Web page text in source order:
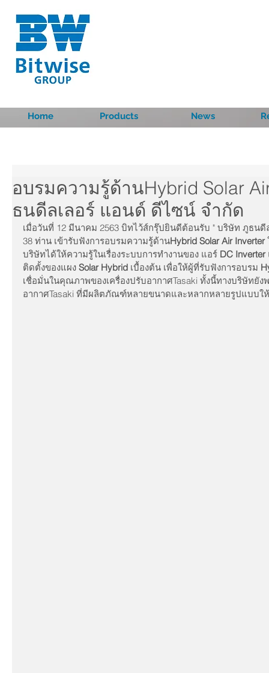
Home Products News
อบรมความรู้ด้านHybrid Solar
ธนดีลเลอร์ แอนด์ ดีไซน์ จำกัด
เมื่อวันที่ 12 มีนาคม 2563 บิทไว้ส์กรุ๊ปยินดีต้อนรับ " บริษัท ภูธน
38 ท่าน เข้ารับฟังการอบรมความรู้ด้านHybrid Solar Air Inverter
บริษัทได้ให้ความรู้ในเรื่องระบบการทำงานของ แอร์ DC Inverter
ติดตั้งของแผง Solar Hybrid เบื้องต้น เพื่อให้ผู้ที่รับฟังการอบรม
เชื่อมั่นในคุณภาพของเครื่องปรับอากาศTasaki ทั้งนี้ทางบริษัทยัง
อากาศTasaki ที่มีผลิตภัณฑ์หลายขนาดและหลากหลายรูปแบบใ